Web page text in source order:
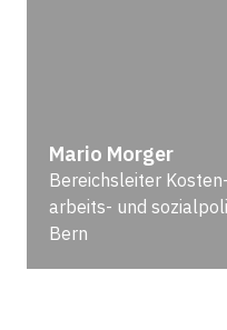
Mario Morger
Bereichsleiter
arbeits- und
Bern